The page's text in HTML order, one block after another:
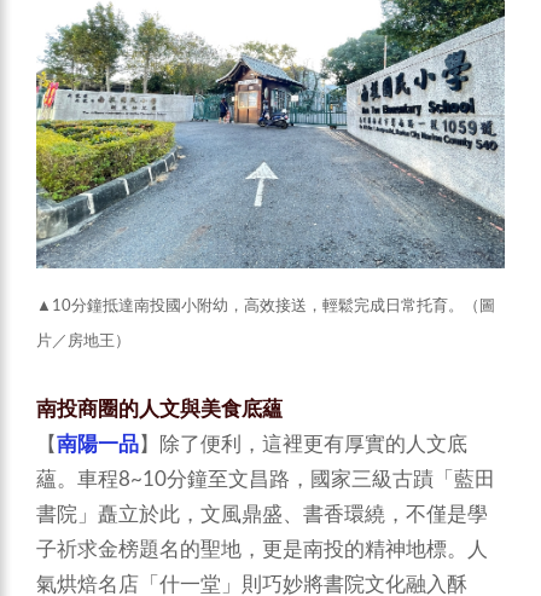
▲10分鐘抵達南投國小附幼，高效接送，輕鬆完成日常托育。（圖
片／房地王）
南投商圈的人文與美食底蘊
【南陽一品】除了便利，這裡更有厚實的人文底
蘊。車程8~10分鐘至文昌路，國家三級古蹟「藍田
書院」矗立於此，文風鼎盛、書香環繞，不僅是學
子祈求金榜題名的聖地，更是南投的精神地標。人
氣烘焙名店「什一堂」則巧妙將書院文化融入酥